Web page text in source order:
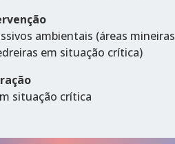
ambientais (áreas mineiras
em situação crítica)
situação crítica